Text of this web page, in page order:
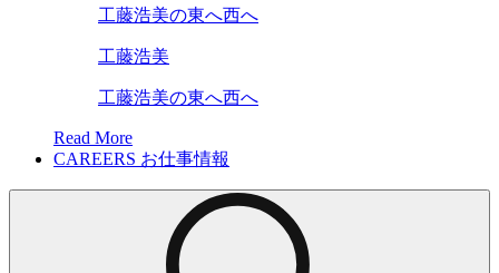
工藤浩美の東へ西へ
工藤浩美
工藤浩美の東へ西へ
Read More
CAREERS お仕事情報